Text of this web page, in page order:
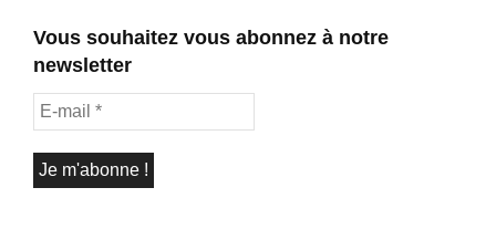
Vous souhaitez vous abonnez à notre
newsletter